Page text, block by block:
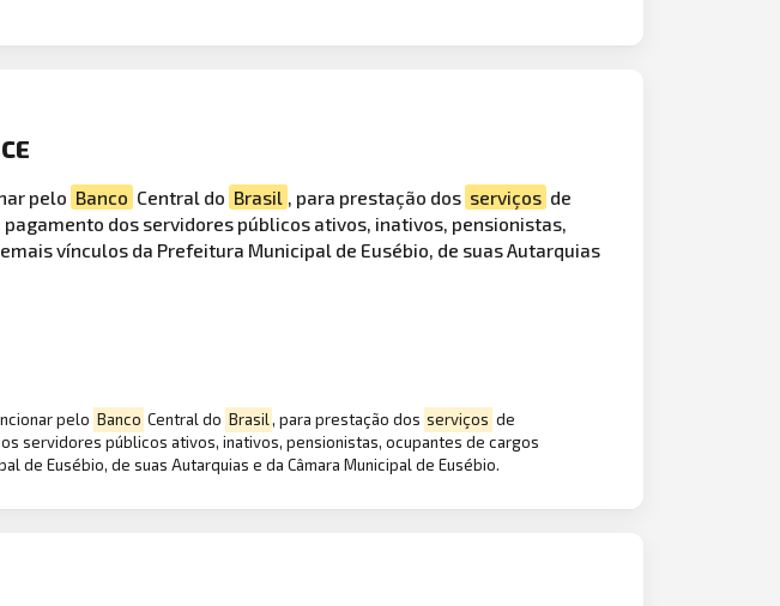
pelo Banco Central do Brasil , para prestação dos serviços de
pagamento dos servidores públicos ativos, inativos, pensionistas,
vínculos da Prefeitura Municipal de Eusébio, de suas Autarquias
pelo Banco Central do Brasil, para prestação dos serviços de
servidores públicos ativos, inativos, pensionistas, ocupantes de cargos
de Eusébio, de suas Autarquias e da Câmara Municipal de Eusébio.